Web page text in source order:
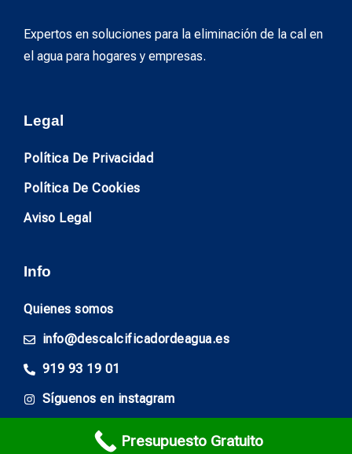
Expertos en soluciones para la eliminación de la cal en
el agua para hogares y empresas.
Legal
Política De Privacidad
Política De Cookies
Aviso Legal
Info
Quienes somos
info@descalcificadordeagua.es
919 93 19 01
Síguenos en instagram
Presupuesto Gratuito